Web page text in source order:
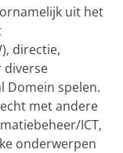
uit het
directie,
diverse
Domein spelen.
met andere
ICT,
onderwerpen